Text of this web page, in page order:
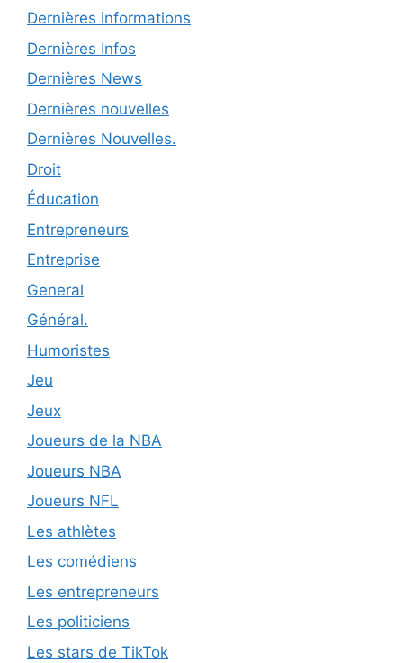
Dernières informations
Dernières Infos
Dernières News
Dernières nouvelles
Dernières Nouvelles.
Droit
Éducation
Entrepreneurs
Entreprise
General
Général.
Humoristes
Jeu
Jeux
Joueurs de la NBA
Joueurs NBA
Joueurs NFL
Les athlètes
Les comédiens
Les entrepreneurs
Les politiciens
Les stars de TikTok